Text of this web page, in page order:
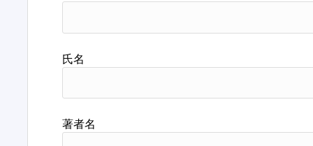
氏名
著者名